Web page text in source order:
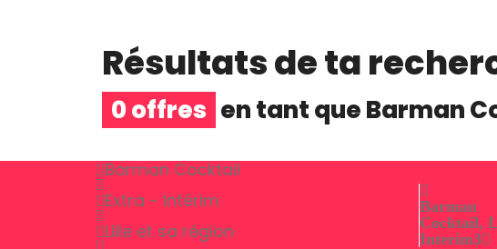
Résultats de ta
0 offres en tant queBarman
Barman Cocktail
Extra - Intérim
Lille et sa région
Barman
Cocktail,
Interim3